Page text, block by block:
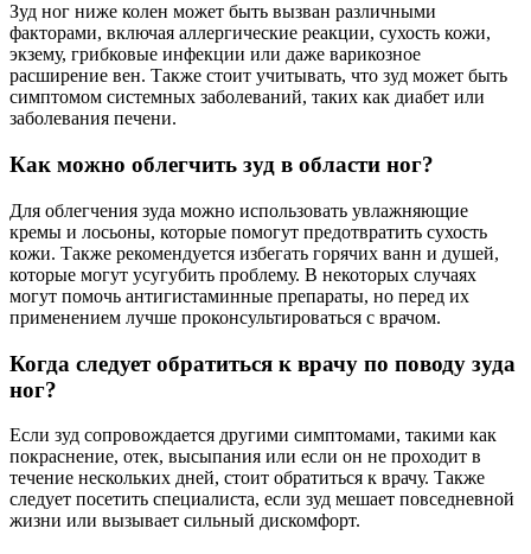
Зуд ног ниже колен может быть вызван различными
факторами, включая аллергические реакции, сухость кожи,
экзему, грибковые инфекции или даже варикозное
расширение вен. Также стоит учитывать, что зуд может быть
симптомом системных заболеваний, таких как диабет или
заболевания печени.
Как можно облегчить зуд в области ног?
Для облегчения зуда можно использовать увлажняющие
кремы и лосьоны, которые помогут предотвратить сухость
кожи. Также рекомендуется избегать горячих ванн и душей,
которые могут усугубить проблему. В некоторых случаях
могут помочь антигистаминные препараты, но перед их
применением лучше проконсультироваться с врачом.
Когда следует обратиться к врачу по поводу зуда
ног?
Если зуд сопровождается другими симптомами, такими как
покраснение, отек, высыпания или если он не проходит в
течение нескольких дней, стоит обратиться к врачу. Также
следует посетить специалиста, если зуд мешает повседневной
жизни или вызывает сильный дискомфорт.